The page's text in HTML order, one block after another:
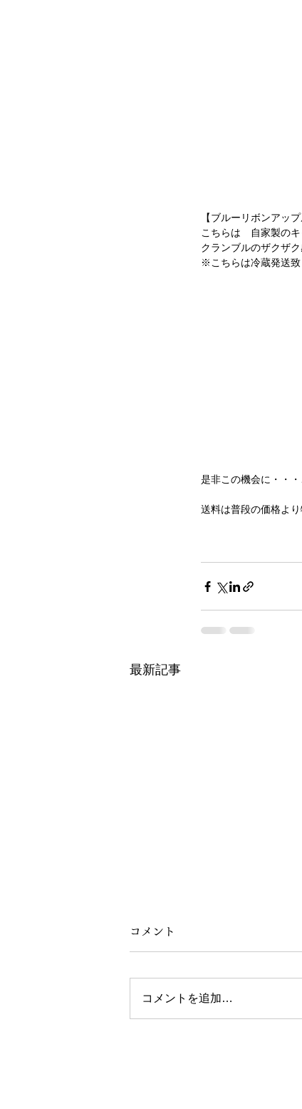
【ブルーリボンアップ
こちらは　自家製の
クランブルのザクザ
※こちらは冷蔵発送致
是非この機会に・・
送料は普段の価格よ
最新記事
コメント
コメントを追加…